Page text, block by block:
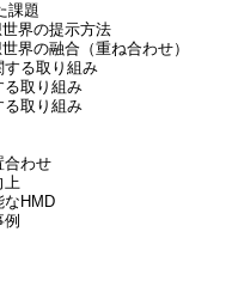
課題
界の提示方法
の融合（重ね合わせ）
る取り組み
取り組み
取り組み
わせ
上
HMD